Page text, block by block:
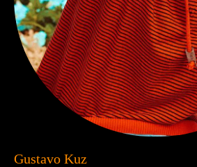
Gustavo Kuz